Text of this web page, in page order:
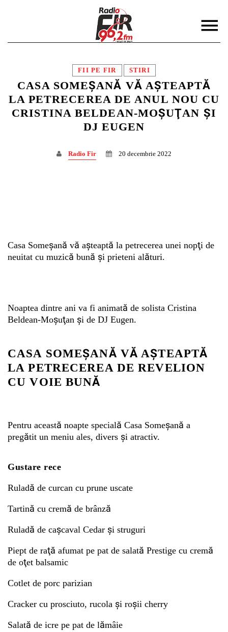
CAUTA IN SITE:
DISTRIBUIE PAGINA PE:
Whatsapp
FII PE FIR STIRI
CASA SOMEŞANĂ VĂ AŞTEAPTĂ
LA PETRECEREA DE ANUL NOU CU
CRISTINA BELDEAN-MOŞUŢAN ŞI
DJ EUGEN
Radio Fir 20 decembrie 2022
Casa Someşană vă aşteaptă la petrecerea unei nopţi de
neuitat cu muzică bună şi prieteni alături.
Noaptea dintre ani va fi animată de solista Cristina
Beldean-Moşuţan şi de DJ Eugen.
CASA SOMEŞANĂ VĂ AŞTEAPTĂ
LA PETRECEREA DE REVELION
CU VOIE BUNĂ
Pentru această noapte specială Casa Someşană a
pregătit un meniu ales, divers şi atractiv.
Gustare rece
Ruladă de curcan cu prune uscate
Tartină cu cremă de brânză
Ruladă de caşcaval Cedar şi struguri
Piept de raţă afumat pe pat de salată Prestige cu cremă
de oţet balsamic
Cotlet de porc parizian
Cracker cu prosciuto, rucola şi roşii cherry
Salată de icre pe pat de lămâie